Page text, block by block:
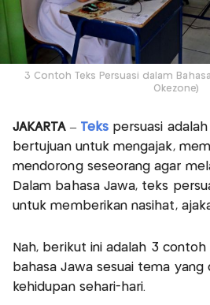
3 Contoh Teks Persuasi dalam
Okezone)
JAKARTA– Tekspersuasi
bertujuan untuk mengajak,
mendorong seseorang agar
Dalam bahasa Jawa, teks
untuk memberikan nasihat,
Nah, berikut ini adalah 3
bahasa Jawa sesuai tema yang
kehidupan sehari-hari.